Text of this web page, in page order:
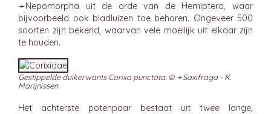
➛Nepomorpha uit de orde van de Hemiptera, waar
bijvoorbeeld ook bladluizen toe behoren. Ongeveer 500
soorten zijn bekend, waarvan vele moeilijk uit elkaar zijn
te houden.
Gestippelde duikerwants Corixa punctata. © ➛Saxifraga - K.
Marijnissen
Het achterste potenpaar bestaat uit twee lange,